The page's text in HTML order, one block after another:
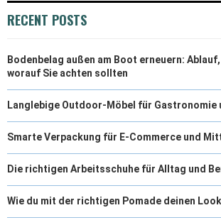
RECENT POSTS
Bodenbelag außen am Boot erneuern:
worauf Sie achten sollten
Langlebige Outdoor-Möbel für Gastronomie
Smarte Verpackung für E-Commerce und
Die richtigen Arbeitsschuhe für Alltag und
Wie du mit der richtigen Pomade deinen